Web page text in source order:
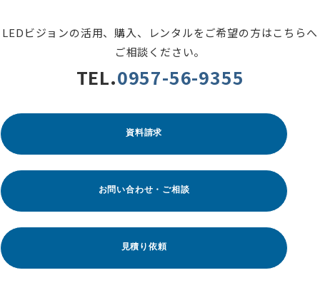
LEDビジョンの活用、購入、レンタルをご希望の方はこちらへ
ご相談ください。
TEL.0957-56-9355
資料請求
お問い合わせ・ご相談
見積り依頼